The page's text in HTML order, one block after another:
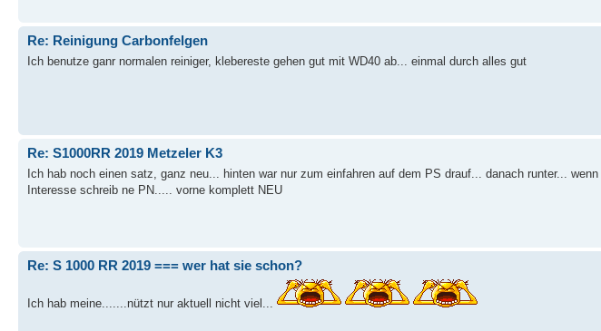
Re: Reinigung Carbonfelgen
Ich benutze ganr normalen reiniger, klebereste gehen gut mit WD40 ab... einmal durch alles gut
Re: S1000RR 2019 Metzeler K3
Ich hab noch einen satz, ganz neu... hinten war nur zum einfahren auf dem PS drauf... danach runter... wenn
Interesse schreib ne PN..... vorne komplett NEU
Re: S 1000 RR 2019 === wer hat sie schon?
Ich hab meine.......nützt nur aktuell nicht viel...